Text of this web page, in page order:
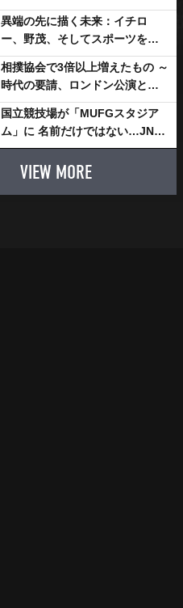
スチャダラパーが川崎新！アリ
ーナシティ・プロジェクトを語
る 「楽しみでしかないでしょ。
川崎は、ずっと成長曲線だか
ら」
異端の先に描く未来：イチロ
ー、野茂、そしてスポーツを支
える科学界の挑戦
相撲協会で3倍以上増えたもの ～
時代の要請、ロンドン公演と古
式大相撲
国立競技場が「MUFGスタジア
ム」に 名前だけではない…JNSE
とMUFGが“共創”し描く地域活
性化・社会価値創造の近未来図
VIEW MORE